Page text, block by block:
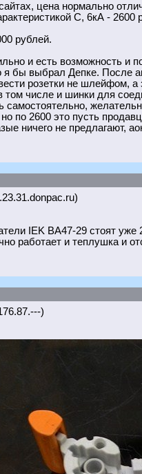
цена нормально
С, 6кА - 2600
рублей.
и есть возможность и
бы выбрал Депке. После
розетки не шлейфом, а
том числе и шинки для
самостоятельно,
по 2600 это пусть
ничего не предлагают,
IEK ВА47-29 стоят уже
работает и теплушка и
)